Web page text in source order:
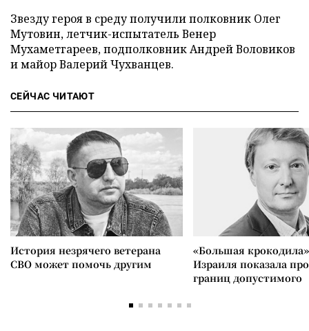
Звезду героя в среду получили полковник Олег
Мутовин, летчик-испытатель Венер
Мухаметгареев, подполковник Андрей Воловиков
и майор Валерий Чухванцев.
СЕЙЧАС ЧИТАЮТ
История незрячего ветерана
СВО может помочь другим
«Большая
Израиля показала
границ допустимого